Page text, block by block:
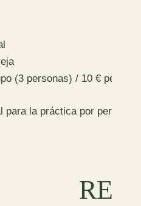
(3 personas) / 10 €
la práctica por persona